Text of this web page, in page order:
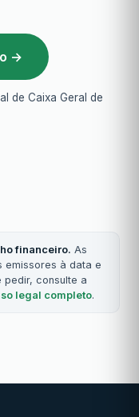
→
de Caixa Geral de
financeiro. As
emissores à data e
pedir, consulte a
legal completo.